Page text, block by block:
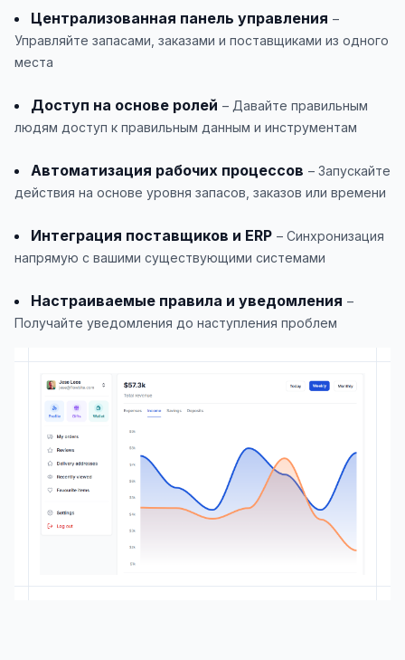
Централизованная панель управления –
Управляйте запасами, заказами и поставщиками из одного
места
Доступ на основе ролей – Давайте правильным
людям доступ к правильным данным и инструментам
Автоматизация рабочих процессов – Запускайте
действия на основе уровня запасов, заказов или времени
Интеграция поставщиков и ERP – Синхронизация
напрямую с вашими существующими системами
Настраиваемые правила и уведомления –
Получайте уведомления до наступления проблем